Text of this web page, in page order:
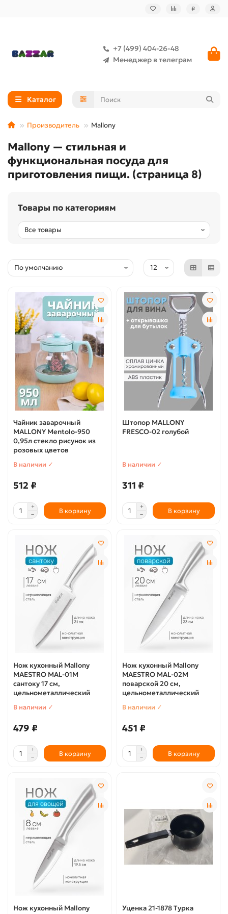
₽
+7 (499) 404-26-48
Менеджер в телеграм
Каталог
Производитель Mallony
Mallony — стильная и
функциональная посуда для
приготовления пищи. (страница 8)
Товары по категориям
Чайник заварочный
MALLONY Mentolo-950
0,95л стекло рисунок из
розовых цветов
В наличии ✓
512 ₽
В корзину
Штопор MALLONY
FRESCO-02 голубой
В наличии ✓
311 ₽
В корзину
Нож кухонный Mallony
MAESTRO MAL-01M
сантоку 17 см,
цельнометаллический
В наличии ✓
479 ₽
В корзину
Нож кухонный Mallony
MAESTRO MAL-02M
поварской 20 см,
цельнометаллический
В наличии ✓
451 ₽
В корзину
Нож кухонный Mallony
Уценка 21-1878 Турка